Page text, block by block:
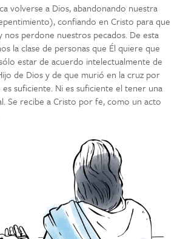
volverse a Dios, abandonando nuestra
confiando en Cristo para que
nos perdone nuestros pecados. De esta
la clase de personas que Él quiere que
estar de acuerdo intelectualmente de
de Dios y de que murió en la cruz por
suficiente. Ni es suficiente el tener una
Se recibe a Cristo por fe, como un acto